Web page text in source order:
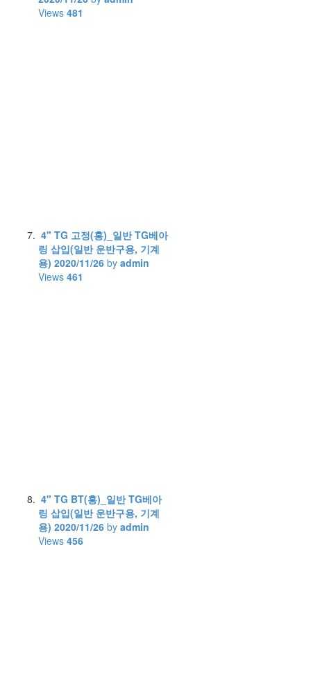
Views 481
4" TG 고정(홍)_일반 TG베아
링 삽입(일반 운반구용, 기계
용) 2020/11/26 by admin
Views 461
4" TG BT(홍)_일반 TG베아
링 삽입(일반 운반구용, 기계
용) 2020/11/26 by admin
Views 456